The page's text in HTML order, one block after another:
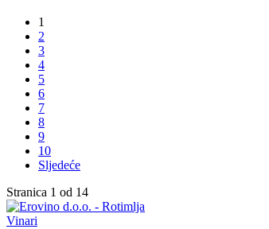
1
2
3
4
5
6
7
8
9
10
Sljedeće
Stranica 1 od 14
Vinari